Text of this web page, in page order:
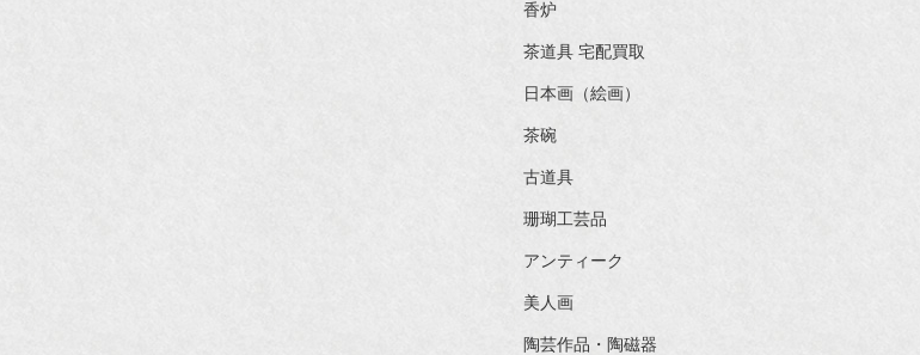
香炉
茶道具 宅配買取
日本画（絵画）
茶碗
古道具
珊瑚工芸品
アンティーク
美人画
陶芸作品・陶磁器